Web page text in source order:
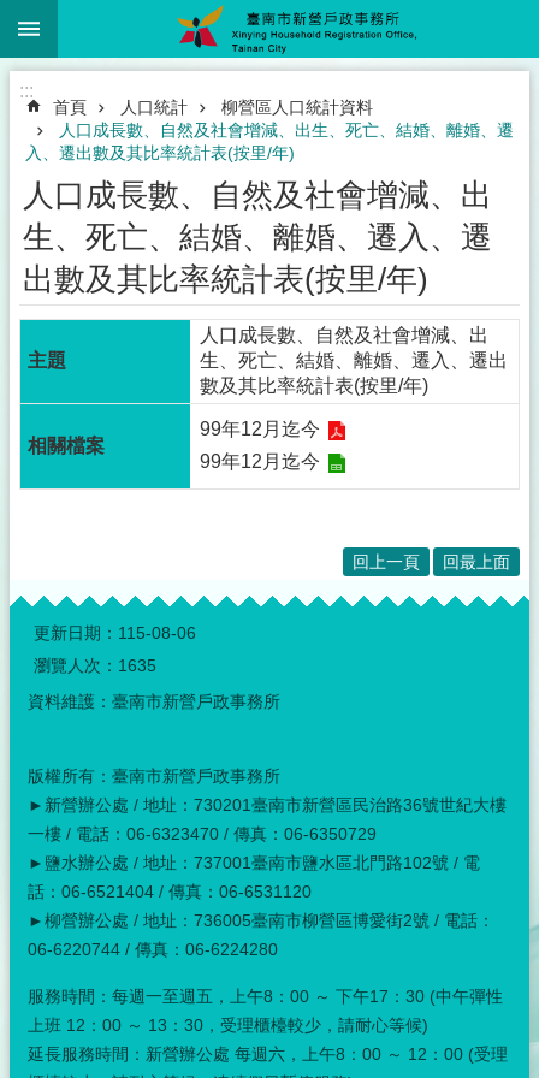
跳到主要內容區塊
:::
首頁 人口統計
柳營區人口統計資料
人口成長數、自然及社會增減、出生、死亡、結婚、離婚、遷
入、遷出數及其比率統計表(按里/年)
人口成長數、自然及社會增減、出
生、死亡、結婚、離婚、遷入、遷
出數及其比率統計表(按里/年)
人口成長數、自然及社會增減、出
生、死亡、結婚、離婚、遷入、遷出
數及其比率統計表(按里/年)
99年12月迄今
99年12月迄今
回上一頁 回最上面
:::
更新日期： 115-08-06
瀏覽人次： 1635
資料維護：臺南市新營戶政事務所
版權所有：臺南市新營戶政事務所
►新營辦公處 / 地址：730201臺南市新營區民治路36號世紀大樓
一樓 / 電話：06-6323470 / 傳真：06-6350729
►鹽水辦公處 / 地址：737001臺南市鹽水區北門路102號 / 電
話：06-6521404 / 傳真：06-6531120
►柳營辦公處 / 地址：736005臺南市柳營區博愛街2號 / 電話：
06-6220744 / 傳真：06-6224280
服務時間：每週一至週五，上午8：00 ～ 下午17：30 (中午彈性
上班 12：00 ～ 13：30，受理櫃檯較少，請耐心等候)
延長服務時間：新營辦公處 每週六，上午8：00 ～ 12：00 (受理